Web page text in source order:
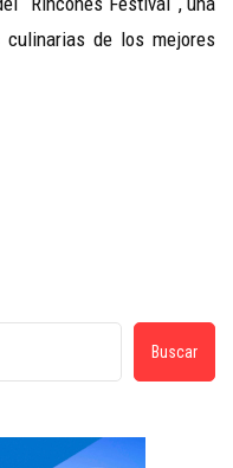
de los mejores
Buscar